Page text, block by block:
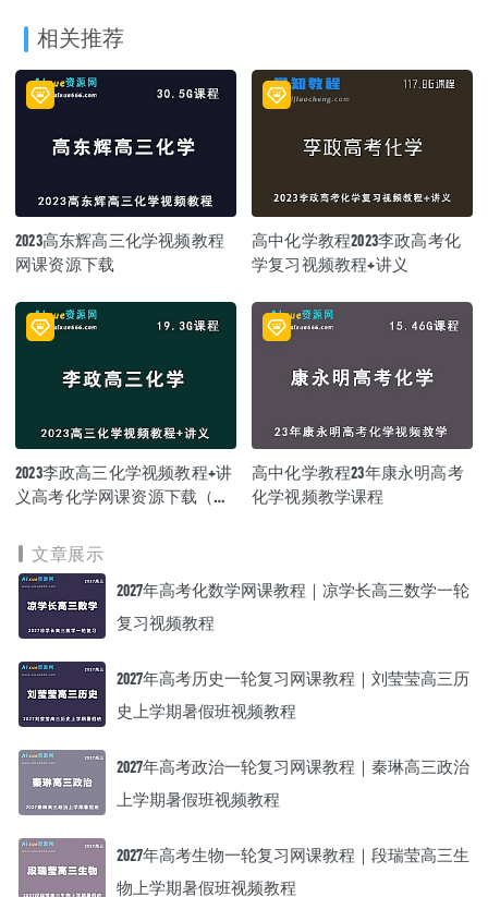
相关推荐
2023高东辉高三化学视频教程
网课资源下载
高中化学教程2023李政高考化
学复习视频教程+讲义
2023李政高三化学视频教程+讲
义高考化学网课资源下载（暑
高中化学教程23年康永明高考
化学视频教学课程
文章展示
2027年高考化数学网课教程｜凉学长高三数学一轮
复习视频教程
2027年高考历史一轮复习网课教程｜刘莹莹高三历
史上学期暑假班视频教程
2027年高考政治一轮复习网课教程｜秦琳高三政治
上学期暑假班视频教程
2027年高考生物一轮复习网课教程｜段瑞莹高三生
物上学期暑假班视频教程